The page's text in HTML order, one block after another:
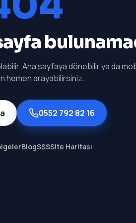
Ana sayfaya dönebilir ya da
hemen arayabilirsiniz.
0552 792 82 16
BlogSSSSite Haritası